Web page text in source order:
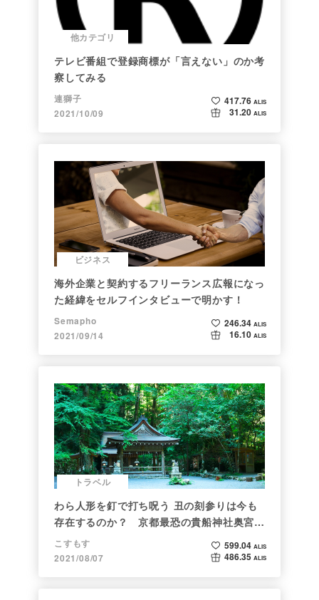
他カテゴリ
テレビ番組で登録商標が「言えない」のか考
察してみる
連獅子
2021/10/09
417.76 ALIS
31.20 ALIS
ビジネス
海外企業と契約するフリーランス広報になっ
た経緯をセルフインタビューで明かす！
Semapho
2021/09/14
246.34 ALIS
16.10 ALIS
トラベル
わら人形を釘で打ち呪う 丑の刻参りは今も
存在するのか？ 京都最恐の貴船神社奥宮を
調べた
こすもす
2021/08/07
599.04 ALIS
486.35 ALIS